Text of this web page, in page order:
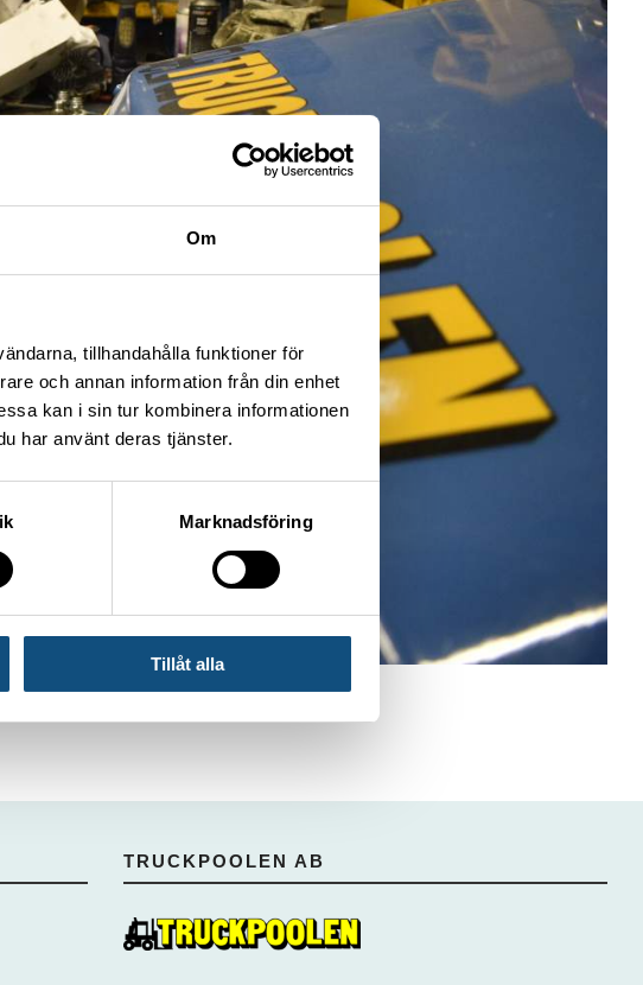
Om
tillhandahålla funktioner för
och annan information från din enhet
kan i sin tur kombinera informationen
har använt deras tjänster.
Marknadsföring
Tillåt alla
TRUCKPOOLEN AB